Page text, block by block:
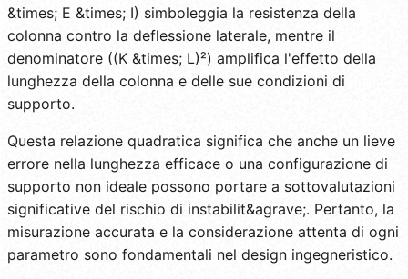
&times; E &times; I) simboleggia la resistenza della
colonna contro la deflessione laterale, mentre il
denominatore ((K &times; L)²) amplifica l'effetto della
lunghezza della colonna e delle sue condizioni di
supporto.
Questa relazione quadratica significa che anche un lieve
errore nella lunghezza efficace o una configurazione di
supporto non ideale possono portare a sottovalutazioni
significative del rischio di instabilit&agrave;. Pertanto, la
misurazione accurata e la considerazione attenta di ogni
parametro sono fondamentali nel design ingegneristico.